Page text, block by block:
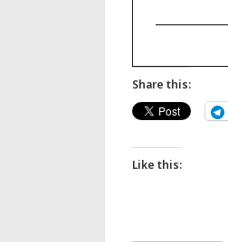
Share this:
Like this: